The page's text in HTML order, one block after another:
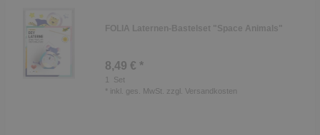
FOLIA Laternen-Bastelset "Space Animals"
8,49 € *
1
Set
* inkl. ges. MwSt. zzgl. Versandkosten